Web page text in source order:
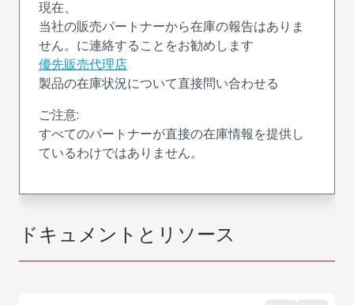
ドキュメントとリソース
現在、
当社の販売パートナーから在庫の報告はありま
せん。に連絡することをお勧めします
優先販売代理店
製品の在庫状況について直接問い合わせる
ご注意:
すべてのパートナーが直接の在庫情報を提供し
ているわけではありません。